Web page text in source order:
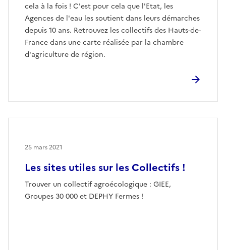
cela à la fois ! C'est pour cela que l'Etat, les
Agences de l'eau les soutient dans leurs démarches
depuis 10 ans. Retrouvez les collectifs des Hauts-de-
France dans une carte réalisée par la chambre
d'agriculture de région.
Les sites utiles sur les Collectifs !
Trouver un collectif agroécologique : GIEE,
Groupes 30 000 et DEPHY Fermes !
25 mars 2021